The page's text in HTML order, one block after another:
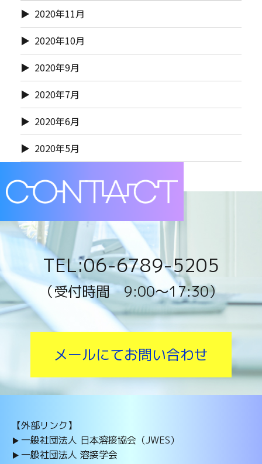
2020年11月
2020年10月
2020年9月
2020年7月
2020年6月
2020年5月
TEL:06-6789-5205
（受付時間 9:00〜17:30）
メールにてお問い合わせ
【外部リンク】
一般社団法人 日本溶接協会（JWES）
一般社団法人 溶接学会